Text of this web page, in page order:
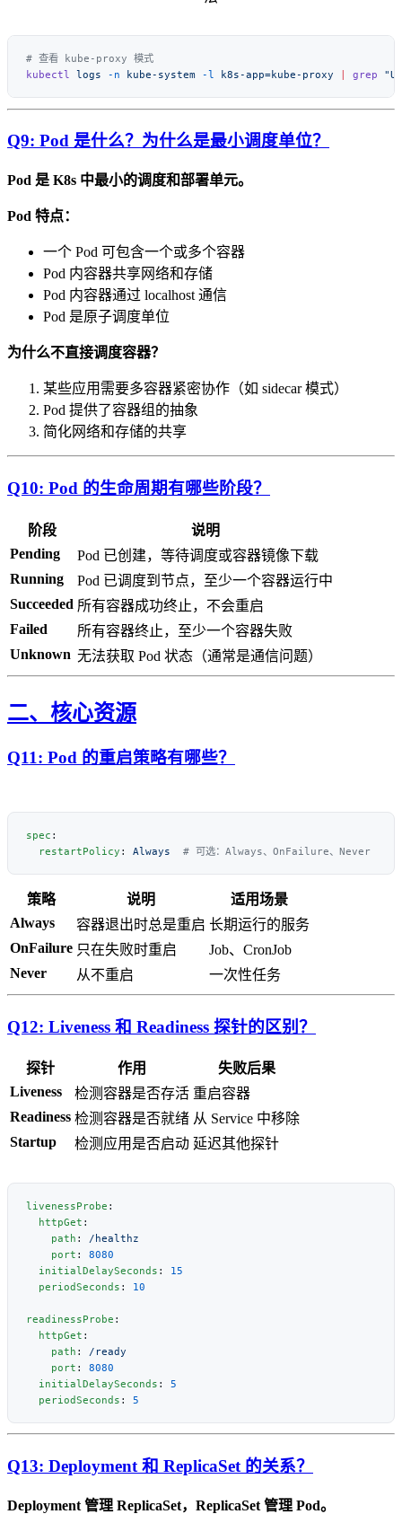
kubectl logs -n kube-system -l k8s-app=kube-proxy grep
Q9: Pod 是什么？为什么是最小调度单位？
Pod 是 K8s 中最小的调度和部署单元。
Pod 特点：
一个 Pod 可包含一个或多个容器
Pod 内容器共享网络和存储
Pod 内容器通过 localhost 通信
Pod 是原子调度单位
为什么不直接调度容器？
某些应用需要多容器紧密协作（如 sidecar 模式）
Pod 提供了容器组的抽象
简化网络和存储的共享
Q10: Pod 的生命周期有哪些阶段？
阶段
说明
Pending
Pod 已创建，等待调度或容器镜像下载
Running
Pod 已调度到节点，至少一个容器运行中
Succeeded 所有容器成功终止，不会重启
Failed
所有容器终止，至少一个容器失败
Unknown 无法获取 Pod 状态（通常是通信问题）
二、核心资源
Q11: Pod 的重启策略有哪些？
spec
  restartPolicy
: Always
策略 说明
适用场景
Always
容器退出时总是重启 长期运行的服务
OnFailure 只在失败时重启
Job、CronJob
Never
从不重启 一次性任务
Q12: Liveness 和 Readiness 探针的区别？
探针 作用
失败后果
Liveness
检测容器是否存活 重启容器
Readiness 检测容器是否就绪 从 Service 中移除
Startup
检测应用是否启动 延迟其他探针
livenessProbe
  httpGet
    path
:
    port
:
  initialDelaySeconds
:
  periodSeconds
:
readinessProbe
  httpGet
    path
:
    port
:
  initialDelaySeconds
:
  periodSeconds
:
Q13: Deployment 和 ReplicaSet 的关系？
Deployment 管理 ReplicaSet，ReplicaSet 管理 Pod。